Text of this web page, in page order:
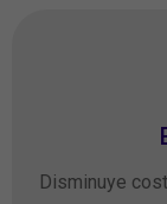
Disminuye